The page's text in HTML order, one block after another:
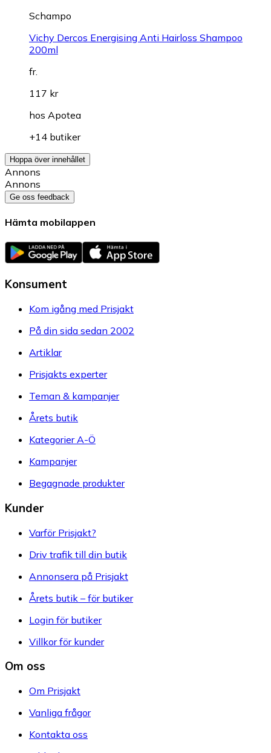
Schampo
Vichy Dercos Energising Anti Hairloss Shampoo
200ml
fr.
117 kr
hos Apotea
+14 butiker
Hoppa över innehållet
Annons
Annons
Ge oss feedback
Hämta mobilappen
Konsument
Kom igång med Prisjakt
På din sida sedan 2002
Artiklar
Prisjakts experter
Teman & kampanjer
Årets butik
Kategorier A-Ö
Kampanjer
Begagnade produkter
Kunder
Varför Prisjakt?
Driv trafik till din butik
Annonsera på Prisjakt
Årets butik – för butiker
Login för butiker
Villkor för kunder
Om oss
Om Prisjakt
Vanliga frågor
Kontakta oss